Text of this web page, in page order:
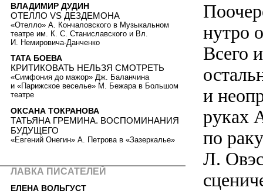
нутро
Всего
и
руках
по
Л.
ВЛАДИМИР ДУДИН
ОТЕЛЛО VS ДЕЗДЕМОНА
«Отелло» А. Кончаловского в Музыкальном
театре им. К. С. Станиславского и Вл.
И. Немировича-Данченко
ТАТА БОЕВА
КРИТИКОВАТЬ НЕЛЬЗЯ СМОТРЕТЬ
«Симфония до мажор» Дж. Баланчина
и «Парижское веселье» М. Бежара в Большом
театре
ОКСАНА ТОКРАНОВА
ТАТЬЯНА ГРЕМИНА. ВОСПОМИНАНИЯ
БУДУЩЕГО
«Евгений Онегин» А. Петрова в «Зазеркалье»
ЛАВКА ПИСАТЕЛЕЙ
ЕЛЕНА ВОЛЬГУСТ